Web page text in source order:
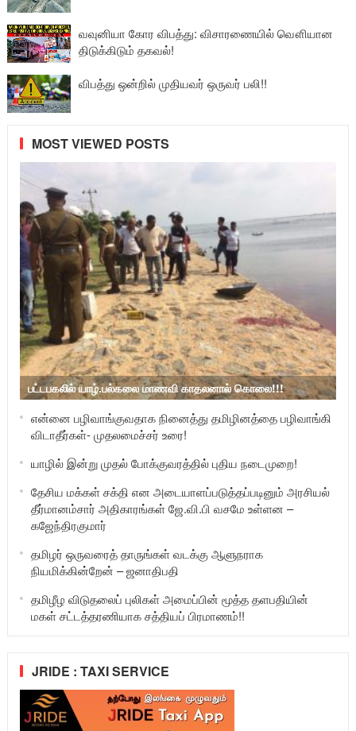
வவுனியா கோர விபத்து: விசாரணையில் வௌியான
திடுக்கிடும் தகவல்!
விபத்து ஒன்றில் முதியவர் ஒருவர் பலி!!
MOST VIEWED POSTS
பட்டபகலில் யாழ்.பல்கலை மாணவி காதலனால் கொலை!!!
என்னை பழிவாங்குவதாக நினைத்து தமிழினத்தை பழிவாங்கி
விடாதீர்கள்- முதலமைச்சர் உரை!
யாழில் இன்று முதல் போக்குவரத்தில் புதிய நடைமுறை!
தேசிய மக்கள் சக்தி என அடையாளப்படுத்தப்படினும் அரசியல்
தீர்மானம்சார் அதிகாரங்கள் ஜே.வி.பி வசமே உள்ளன –
கஜேந்திரகுமார்
தமிழர் ஒருவரைத் தாருங்கள் வடக்கு ஆளுநராக
நியமிக்கின்றேன் – ஜனாதிபதி
தமிழீழ விடுதலைப் புலிகள் அமைப்பின் மூத்த தளபதியின்
மகள் சட்டத்தரணியாக சத்தியப் பிரமாணம்!!
JRIDE : TAXI SERVICE